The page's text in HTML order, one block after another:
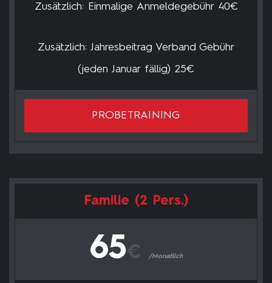
Zusätzlich: Einmalige Anmeldegebühr 40€
Zusätzlich: Jahresbeitrag Verband Gebühr
(jeden Januar fällig) 25€
PROBETRAINING
Familie (2 Pers.)
65€ /Monatlich